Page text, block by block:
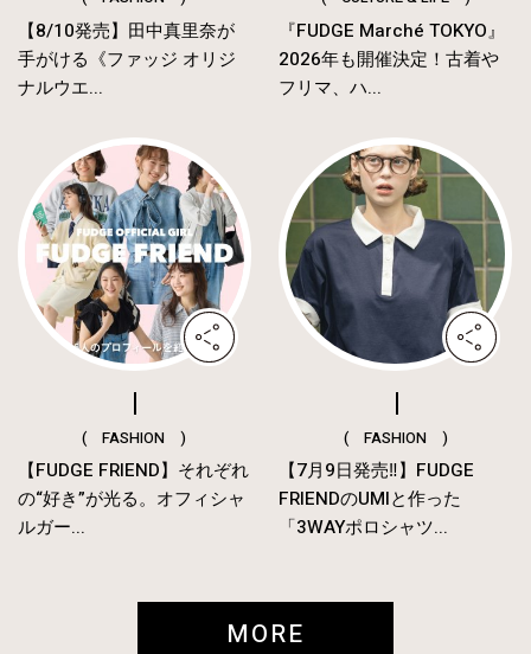
【8/10発売】田中真里奈が
手がける《ファッジ オリジ
ナルウエ...
『FUDGE Marché TOKYO』
2026年も開催決定！古着や
フリマ、ハ...
( FASHION )
【FUDGE FRIEND】それぞれ
の“好き”が光る。オフィシャ
ルガー...
( FASHION )
【7月9日発売‼︎】FUDGE
FRIENDのUMIと作った
「3WAYポロシャツ...
MORE